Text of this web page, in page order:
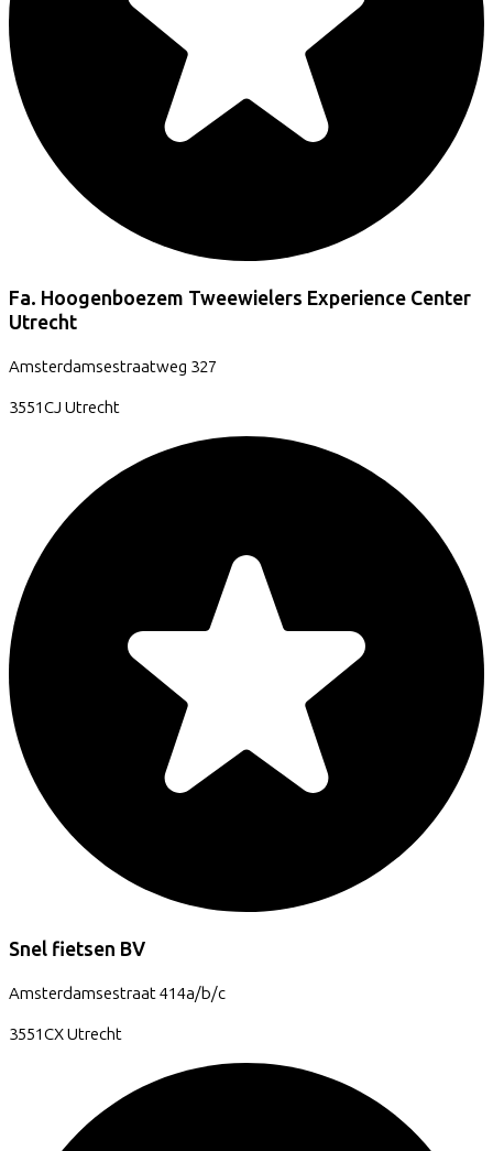
Fa. Hoogenboezem Tweewielers Experience Center
Utrecht
Amsterdamsestraatweg 327
3551CJ Utrecht
Snel fietsen BV
Amsterdamsestraat414a/b/c
3551CXUtrecht